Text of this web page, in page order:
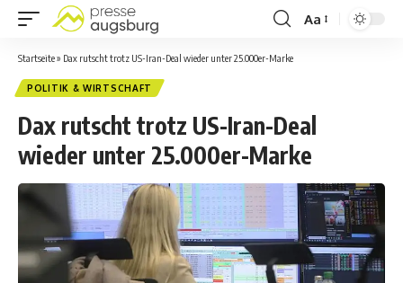
Aa
Startseite» Dax rutscht trotz US-Iran-Deal wieder unter 25.000er-Marke
POLITIK & WIRTSCHAFT
Dax rutscht trotz US-Iran-Deal
wieder unter 25.000er-Marke